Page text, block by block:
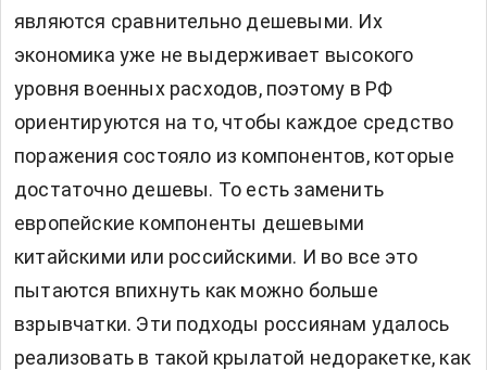
являются сравнительно дешевыми. Их
экономика уже не выдерживает высокого
уровня военных расходов, поэтому в РФ
ориентируются на то, чтобы каждое средство
поражения состояло из компонентов, которые
достаточно дешевы. То есть заменить
европейские компоненты дешевыми
китайскими или российскими. И во все это
пытаются впихнуть как можно больше
взрывчатки. Эти подходы россиянам удалось
реализовать в такой крылатой недоракетке, как